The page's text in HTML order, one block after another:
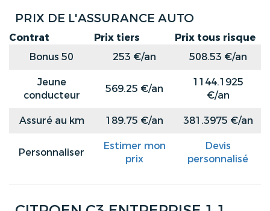
PRIX DE L'ASSURANCE AUTO
Contrat Prix tiers
Prix tous risque
Bonus 50
253 €/an
508.53 €/an
Jeune
conducteur
569.25 €/an
1144.1925
€/an
Assuré au km
189.75 €/an 381.3975 €/an
Personnaliser
Estimer mon
prix
Devis
personnalisé